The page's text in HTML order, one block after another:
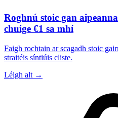
Roghnú stoic gan
chuige €1 sa mhí
Faigh rochtain ar scagadh stoic
straitéis síntiúis cliste.
Léigh alt →